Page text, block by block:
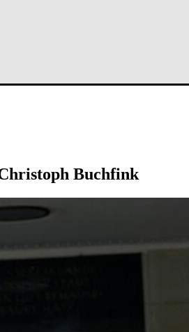
Buchfink
Bremer, Hartmut Kirste und Lothar